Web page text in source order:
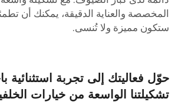
والعناية الدقيقة، يمكنك أن
مميزة ولا تُنسى.
فعاليتك إلى تجربة استثنائية
الواسعة من خيارات